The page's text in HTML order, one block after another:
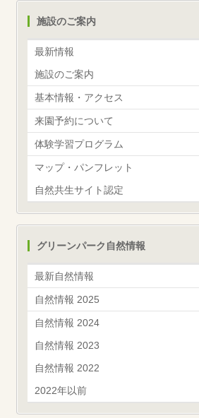
施設のご案内
最新情報
施設のご案内
基本情報・アクセス
来園予約について
体験学習プログラム
マップ・パンフレット
自然共生サイト認定
グリーンパーク自然情報
最新自然情報
自然情報 2025
自然情報 2024
自然情報 2023
自然情報 2022
2022年以前